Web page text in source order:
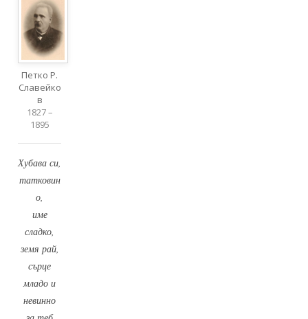
Петко Р.
Славейко
в
1827 –
1895
Хубава си,
татковин
о,
име
сладко,
земя рай,
сърце
младо и
невинно